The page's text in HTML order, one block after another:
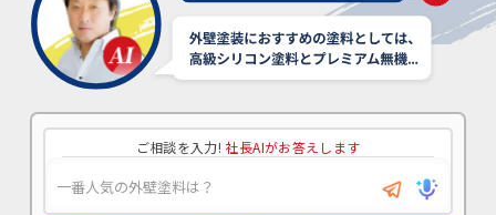
ご相談を入力! 社長AIがお答えします